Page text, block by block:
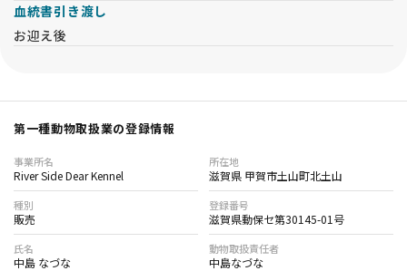
血統書引き渡し
お迎え後
第一種動物取扱業の登録情報
事業所名
River Side Dear Kennel
所在地
滋賀県 甲賀市土山町北土山
種別
販売
登録番号
滋賀県動保セ第30145-01号
氏名
中島 なづな
動物取扱責任者
中島なづな